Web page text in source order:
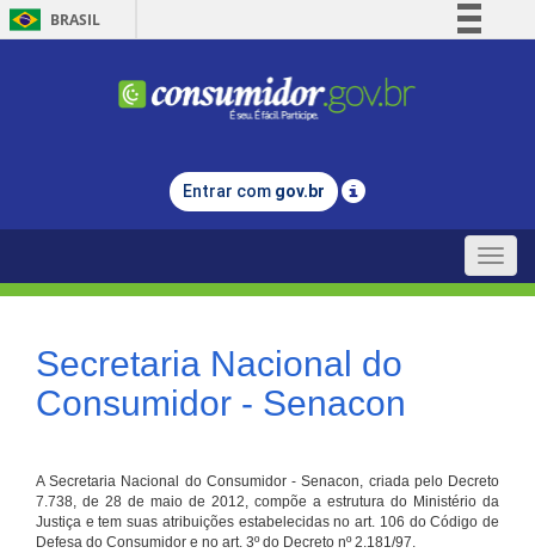
BRASIL
Comunica BR
Legislação
Entrar com gov.br
Toggle
Secretaria Nacional do
Consumidor - Senacon
A Secretaria Nacional do Consumidor - Senacon, criada pelo Decreto
7.738, de 28 de maio de 2012, compõe a estrutura do Ministério da
Justiça e tem suas atribuições estabelecidas no art. 106 do Código de
Defesa do Consumidor e no art. 3º do Decreto nº 2.181/97.